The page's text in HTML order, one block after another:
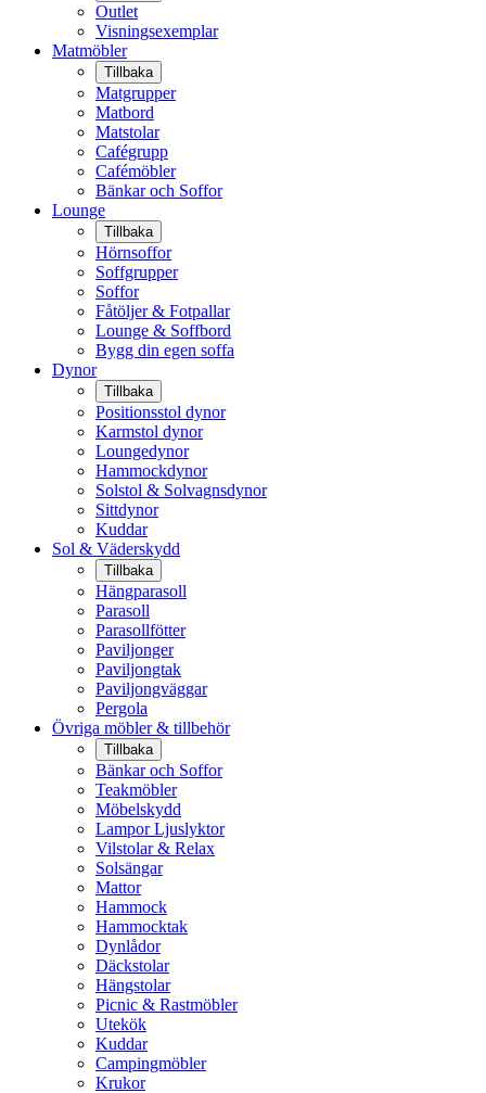
Outlet
Visningsexemplar
Matmöbler
Tillbaka
Matgrupper
Matbord
Matstolar
Cafégrupp
Cafémöbler
Bänkar och Soffor
Lounge
Tillbaka
Hörnsoffor
Soffgrupper
Soffor
Fåtöljer & Fotpallar
Lounge & Soffbord
Bygg din egen soffa
Dynor
Tillbaka
Positionsstol dynor
Karmstol dynor
Loungedynor
Hammockdynor
Solstol & Solvagnsdynor
Sittdynor
Kuddar
Sol & Väderskydd
Tillbaka
Hängparasoll
Parasoll
Parasollfötter
Paviljonger
Paviljongtak
Paviljongväggar
Pergola
Övriga möbler & tillbehör
Tillbaka
Bänkar och Soffor
Teakmöbler
Möbelskydd
Lampor Ljuslyktor
Vilstolar & Relax
Solsängar
Mattor
Hammock
Hammocktak
Dynlådor
Däckstolar
Hängstolar
Picnic & Rastmöbler
Utekök
Kuddar
Campingmöbler
Krukor